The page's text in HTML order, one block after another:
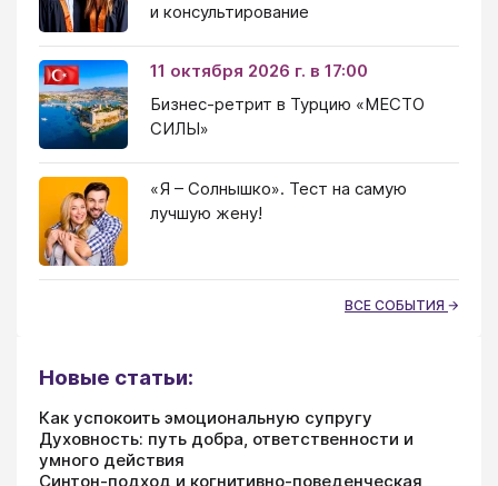
и консультирование
11 октября 2026 г. в 17:00
Бизнес-ретрит в Турцию «МЕСТО
СИЛЫ»
«Я – Солнышко». Тест на самую
лучшую жену!
ВСЕ СОБЫТИЯ
Новые статьи:
Как успокоить эмоциональную супругу
Духовность: путь добра, ответственности и
умного действия
Синтон-подход и когнитивно-поведенческая